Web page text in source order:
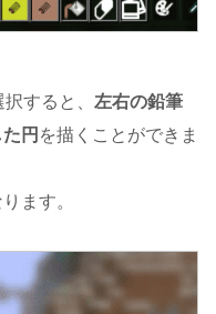
すると、 左右の鉛筆
円 を描くことができま
ます。